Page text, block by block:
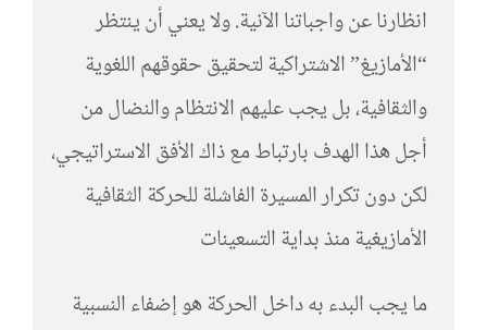
انظارنا عن واجباتنا الآنية. ولا يعني أن ينتظر
“الأمازيغ” الاشتراكية لتحقيق حقوقهم اللغوية
والثقافية، بل يجب عليهم الانتظام والنضال من
أجل هذا الهدف بارتباط مع ذاك الأفق الاستراتيجي،
لكن دون تكرار المسيرة الفاشلة للحركة الثقافية
الأمازيغية منذ بداية التسعينات
ما يجب البدء به داخل الحركة هو إضفاء النسبية